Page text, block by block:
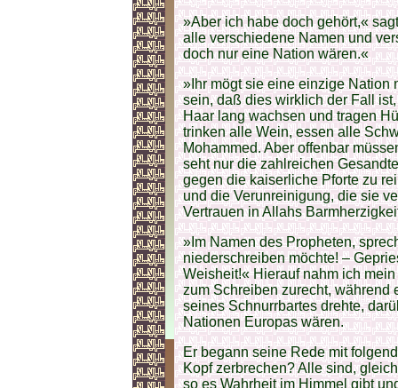
»Aber ich habe doch gehört,«
alle verschiedene Namen und
doch nur eine Nation wären.«
»Ihr mögt sie eine einzige Nation
sein, daß dies wirklich der Fall
Haar lang wachsen und tragen
trinken alle Wein, essen alle
Mohammed. Aber offenbar
seht nur die zahlreichen
gegen die kaiserliche Pforte zu
und die Verunreinigung, die sie
Vertrauen in Allahs
»Im Namen des Propheten,
niederschreiben möchte! –
Weisheit!« Hierauf nahm ich
zum Schreiben zurecht, während
seines Schnurrbartes drehte,
Nationen Europas wären.
Er begann seine Rede mit
Kopf zerbrechen? Alle sind,
so es Wahrheit im Himmel gibt